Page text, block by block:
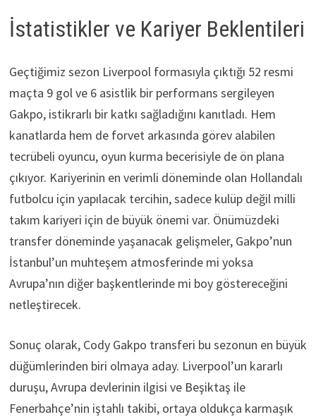
İstatistikler ve Kariyer Beklentileri
Geçtiğimiz sezon Liverpool formasıyla çıktığı 52 resmi
maçta 9 gol ve 6 asistlik bir performans sergileyen
Gakpo, istikrarlı bir katkı sağladığını kanıtladı. Hem
kanatlarda hem de forvet arkasında görev alabilen
tecrübeli oyuncu, oyun kurma becerisiyle de ön plana
çıkıyor. Kariyerinin en verimli döneminde olan Hollandalı
futbolcu için yapılacak tercihin, sadece kulüp değil milli
takım kariyeri için de büyük önemi var. Önümüzdeki
transfer döneminde yaşanacak gelişmeler, Gakpo’nun
İstanbul’un muhteşem atmosferinde mi yoksa
Avrupa’nın diğer başkentlerinde mi boy göstereceğini
netleştirecek.
Sonuç olarak, Cody Gakpo transferi bu sezonun en büyük
düğümlerinden biri olmaya aday. Liverpool’un kararlı
duruşu, Avrupa devlerinin ilgisi ve Beşiktaş ile
Fenerbahçe’nin iştahlı takibi, ortaya oldukça karmaşık